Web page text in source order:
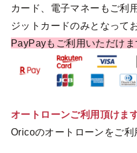
カード、電子マネーもご利
ジットカードのみとなって
PayPayもご利用いただけま
オートローンご利用頂けま
Oricoのオートローンをご利